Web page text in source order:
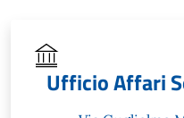
Ufficio Affari